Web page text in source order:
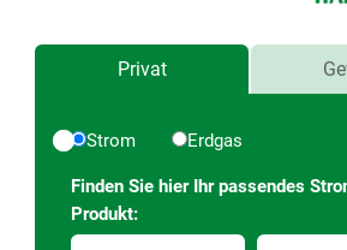
Preisrechner
Privat
Strom Erdgas
Finden Sie hier Ihr passendes
Produkt: